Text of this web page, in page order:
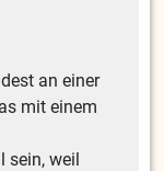
an einer
mit einem
sein, weil